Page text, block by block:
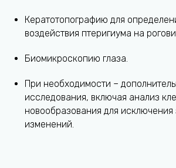
Кератотопографию для
воздействия птеригиума на
Биомикроскопию глаза.
При необходимости –
исследования, включая анализ
новообразования для исключения
изменений.